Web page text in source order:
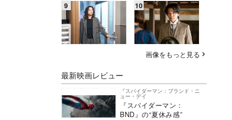
画像をもっと見る
最新映画レビュー
『スパイダーマン：ブランド・ニ
ュー・デイ
『スパイダーマン：
BND』の“夏休み感”